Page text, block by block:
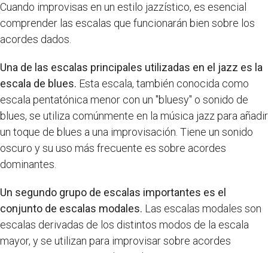
Cuando improvisas en un estilo jazzístico, es esencial
comprender las escalas que funcionarán bien sobre los
acordes dados.
Una de las escalas principales utilizadas en el jazz es la
escala de blues. Esta escala, también conocida como
escala pentatónica menor con un "bluesy" o sonido de
blues, se utiliza comúnmente en la música jazz para añadir
un toque de blues a una improvisación. Tiene un sonido
oscuro y su uso más frecuente es sobre acordes
dominantes.
Un segundo grupo de escalas importantes es el
conjunto de escalas modales. Las escalas modales son
escalas derivadas de los distintos modos de la escala
mayor, y se utilizan para improvisar sobre acordes